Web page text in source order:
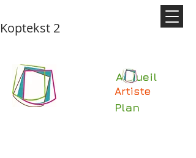
Koptekst 2
Accueil
Artiste
Plan